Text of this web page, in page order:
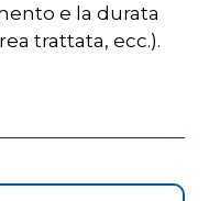
e la durata
trattata, ecc.).